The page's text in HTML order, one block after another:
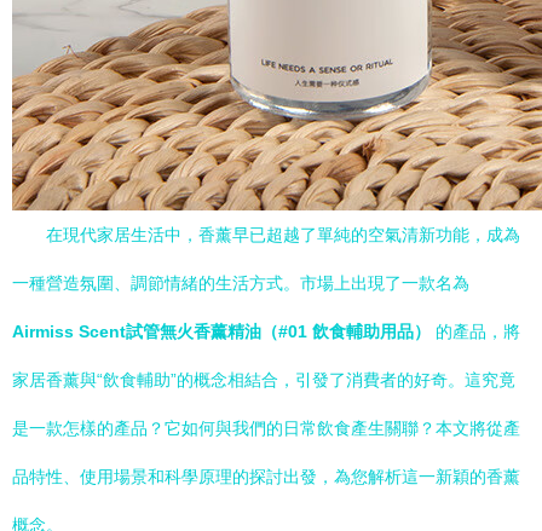
在現代家居生活中，香薰早已超越了單純的空氣清新功能，成為
一種營造氛圍、調節情緒的生活方式。市場上出現了一款名為
Airmiss Scent試管無火香薰精油（#01 飲食輔助用品） 的產品，將
家居香薰與“飲食輔助”的概念相結合，引發了消費者的好奇。這究竟
是一款怎樣的產品？它如何與我們的日常飲食產生關聯？本文將從產
品特性、使用場景和科學原理的探討出發，為您解析這一新穎的香薰
概念。